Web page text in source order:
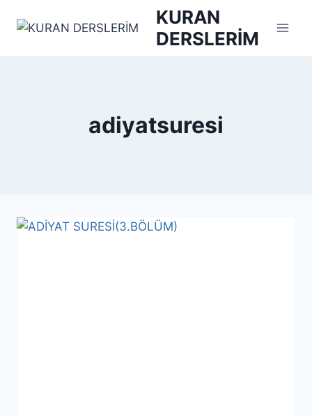
KURAN
DERSLERİM
adiyatsuresi